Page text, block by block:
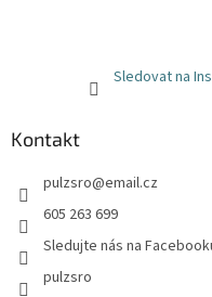
Sledovat na
Kontakt
pulzsro@email.cz
605 263 699
Sledujte nás na
pulzsro